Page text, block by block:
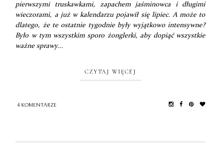
pierwszymi truskawkami, zapachem jaśminowca i długimi
wieczorami, a już w kalendarzu pojawił się lipiec. A może to
dlatego, że te ostatnie tygodnie były wyjątkowo intensywne?
Było w tym wszystkim sporo żonglerki, aby dopiąć wszystkie
ważne sprawy...
CZYTAJ WIĘCEJ
4 KOMENTARZE